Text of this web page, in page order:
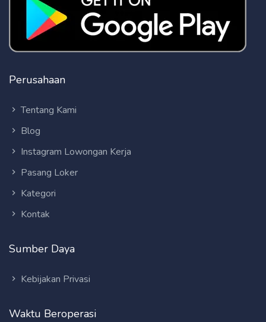
Perusahaan
Tentang Kami
Blog
Instagram Lowongan Kerja
Pasang Loker
Kategori
Kontak
Sumber Daya
Kebijakan Privasi
Waktu Beroperasi